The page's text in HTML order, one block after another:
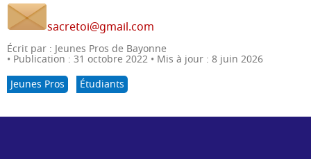
sacretoi@gmail.com
Écrit par : Jeunes Pros de Bayonne
Publication : 31 octobre 2022
Mis à jour : 8 juin 2026
Jeunes Pros Étudiants